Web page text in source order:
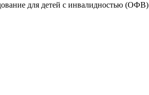
для детей с инвалидностью (ОФВ)